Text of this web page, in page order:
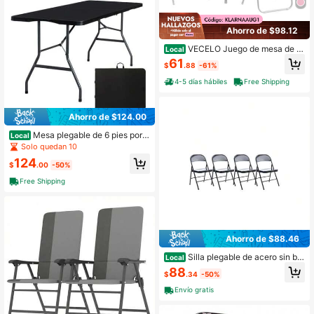
Ahorro de $124.00
Local Mesa plegable de 6 pies portá
til de plástico resistente plegable a l
a mitad de 6 pies mesa plegable de
utilidad para comedor interior y exte
ping, picnic y fiesta, color negro
Solo quedan 10
$124.00 -50%
Free Shipping
Ahorro de $98.12
Local VECELO Juego de mesa de c
artas plegable de 5 piezas con 4 sill
as plegables tapizadas, juego de m
esa de comedor portátil para el hog
ar, camping, fiesta, picnic & sala de
$61.88 -61%
4-5 días hábiles
Free Shipping
Ahorro de $88.46
Local Silla plegable de acero sin bra
zos, soporta hasta 275 lb, negra, res
paldo negro, base negra, 4/cartón
$88.34 -50%
Envío gratis